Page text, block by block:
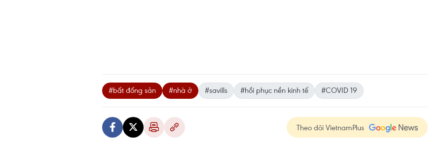
#bất đống sản #nhà ở #savills #hồi phục nền kinh tế #COVID 19
Theo dõi VietnamPlus